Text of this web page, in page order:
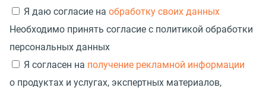
Я даю согласие на обработку своих данных
Необходимо принять согласие с политикой обработки
персональных данных
Я согласен на получение рекламной информации
о продуктах и услугах, экспертных материалов,